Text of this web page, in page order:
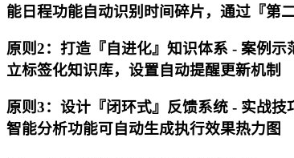
能日程功能自动识别时间碎片，通过『第
原则2：打造『自进化』知识体系 - 案例示
立标签化知识库，设置自动提醒更新机制
原则3：设计『闭环式』反馈系统 - 实战技
智能分析功能可自动生成执行效果热力图